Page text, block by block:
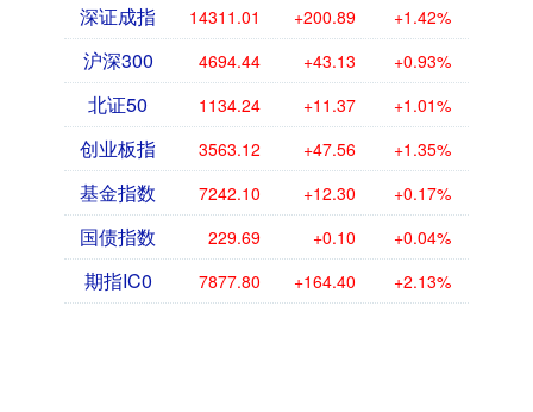
深证成指 14311.01 +200.89 +1.42%
沪深300 4694.44 +43.13 +0.93%
北证50 1134.24 +11.37 +1.01%
创业板指 3563.12 +47.56 +1.35%
基金指数 7242.10 +12.30 +0.17%
国债指数 229.69 +0.10 +0.04%
期指IC0 7877.80 +164.40 +2.13%